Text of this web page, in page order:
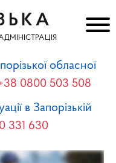
обласної
0800 503 508
в Запорізькій
331 630